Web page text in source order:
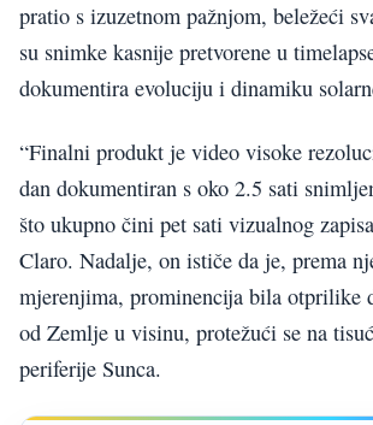
pratio s izuzetnom pažnjom, beležeći
su snimke kasnije pretvorene u
dokumentira evoluciju i dinamiku
“Finalni produkt je video visoke
dan dokumentiran s oko 2.5 sati
što ukupno čini pet sati vizualnog
Claro. Nadalje, on ističe da je, prema
mjerenjima, prominencija bila otprilike
od Zemlje u visinu, protežući se na
periferije Sunca.